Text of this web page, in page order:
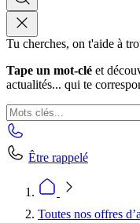
Tu cherches, on t'aide à
Tape un mot-clé et
actualités... qui te
Être rappelé
Toutes nos offres